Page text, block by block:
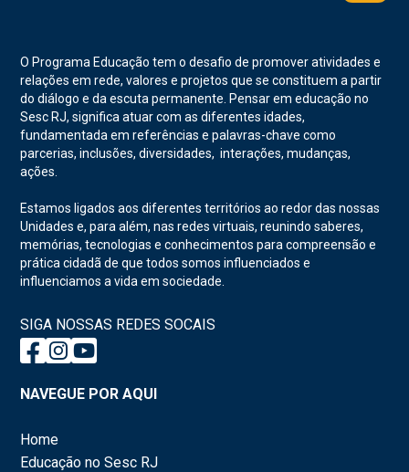
O Programa Educação tem o desafio de promover atividades e
relações em rede, valores e projetos que se constituem a partir
do diálogo e da escuta permanente. Pensar em educação no
Sesc RJ, significa atuar com as diferentes idades,
fundamentada em referências e palavras-chave como
parcerias, inclusões, diversidades, interações, mudanças,
ações.
Estamos ligados aos diferentes territórios ao redor das nossas
Unidades e, para além, nas redes virtuais, reunindo saberes,
memórias, tecnologias e conhecimentos para compreensão e
prática cidadã de que todos somos influenciados e
influenciamos a vida em sociedade.
SIGA NOSSAS REDES SOCAIS
NAVEGUE POR AQUI
Home
Educação no Sesc RJ